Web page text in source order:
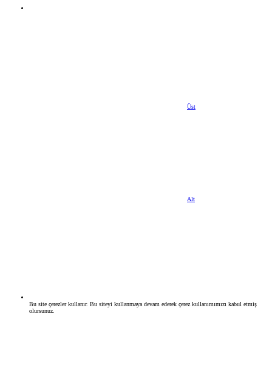
Üst
Alt
Bu site çerezler kullanır. Bu siteyi kullanmaya devam ederek çerez kullanımımızı kabul etmiş
olursunuz.